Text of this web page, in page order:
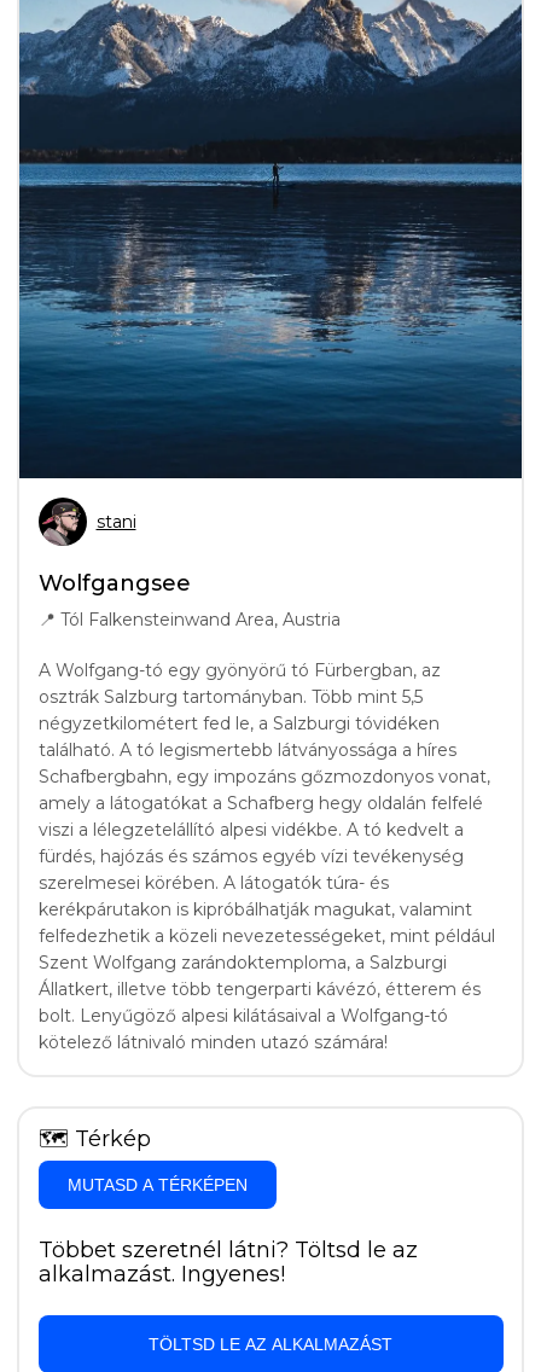
stani
Wolfgangsee
📍 Tól Falkensteinwand Area, Austria
A Wolfgang-tó egy gyönyörű tó Fürbergban, az
osztrák Salzburg tartományban. Több mint 5,5
négyzetkilométert fed le, a Salzburgi tóvidéken
található. A tó legismertebb látványossága a híres
Schafbergbahn, egy impozáns gőzmozdonyos vonat,
amely a látogatókat a Schafberg hegy oldalán felfelé
viszi a lélegzetelállító alpesi vidékbe. A tó kedvelt a
fürdés, hajózás és számos egyéb vízi tevékenység
szerelmesei körében. A látogatók túra- és
kerékpárutakon is kipróbálhatják magukat, valamint
felfedezhetik a közeli nevezetességeket, mint például
Szent Wolfgang zarándoktemploma, a Salzburgi
Állatkert, illetve több tengerparti kávézó, étterem és
bolt. Lenyűgöző alpesi kilátásaival a Wolfgang-tó
kötelező látnivaló minden utazó számára!
🗺 Térkép
MUTASD A TÉRKÉPEN
Többet szeretnél látni? Töltsd le az
alkalmazást. Ingyenes!
TÖLTSD LE AZ ALKALMAZÁST